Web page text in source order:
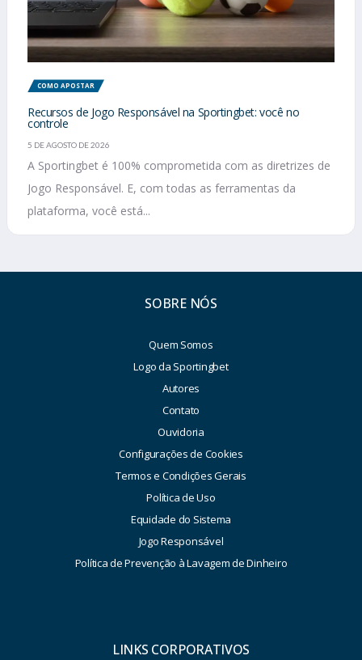
COMO APOSTAR
Recursos de Jogo Responsável na Sportingbet: você no
controle
5 DE AGOSTO DE 2026
A Sportingbet é 100% comprometida com as diretrizes de
Jogo Responsável. E, com todas as ferramentas da
plataforma, você está...
SOBRE NÓS
Quem Somos
Logo da Sportingbet
Autores
Contato
Ouvidoria
Configurações de Cookies
Termos e Condições Gerais
Política de Uso
Equidade do Sistema
Jogo Responsável
Política de Prevenção à Lavagem de Dinheiro
LINKS CORPORATIVOS